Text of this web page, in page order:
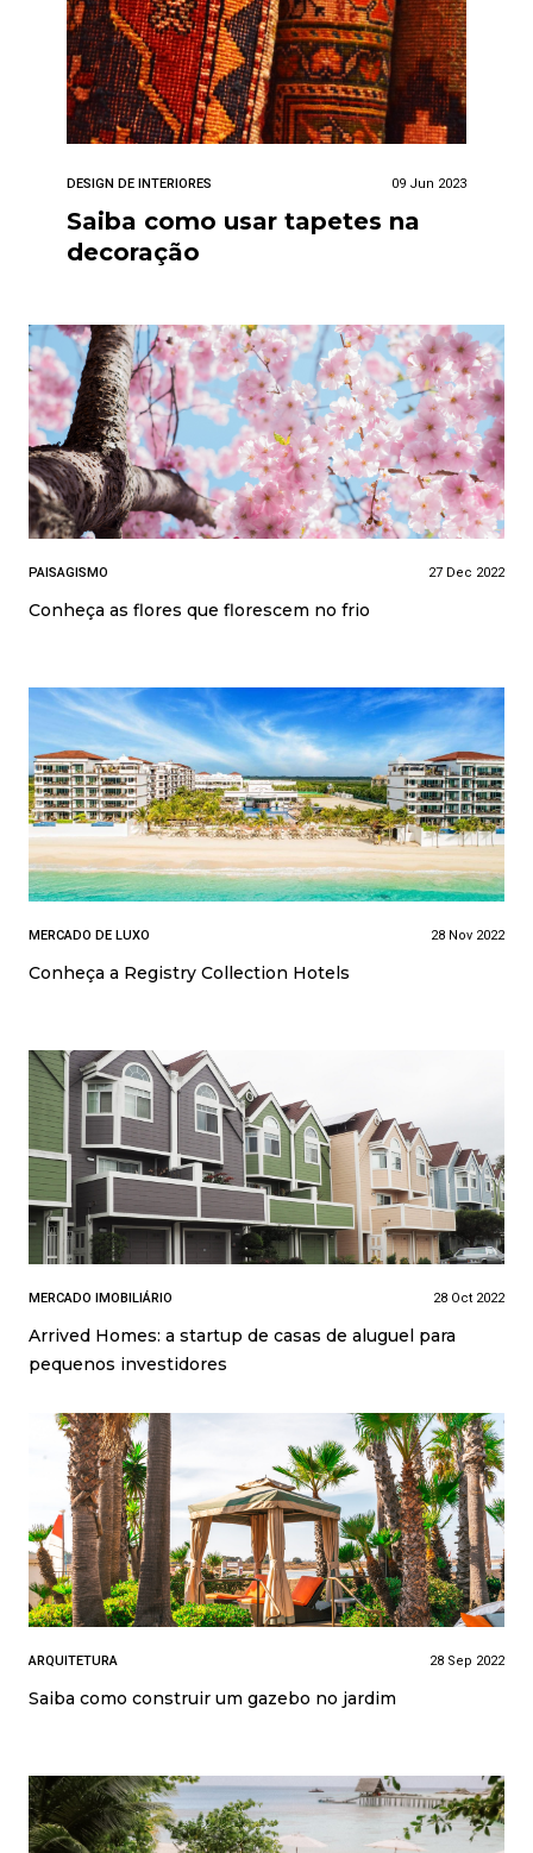
DESIGN DE INTERIORES 09 Jun 2023
Saiba como usar tapetes na
decoração
PAISAGISMO 27 Dec 2022
Conheça as flores que florescem no frio
MERCADO DE LUXO 28 Nov 2022
Conheça a Registry Collection Hotels
MERCADO IMOBILIÁRIO 28 Oct 2022
Arrived Homes: a startup de casas de aluguel para
pequenos investidores
ARQUITETURA 28 Sep 2022
Saiba como construir um gazebo no jardim